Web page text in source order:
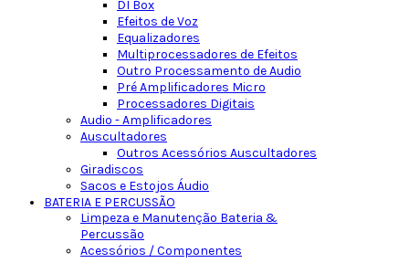
DI Box
Efeitos de Voz
Equalizadores
Multiprocessadores de Efeitos
Outro Processamento de Audio
Pré Amplificadores Micro
Processadores Digitais
Audio - Amplificadores
Auscultadores
Outros Acessórios Auscultadores
Giradiscos
Sacos e Estojos Áudio
BATERIA E PERCUSSÃO
Limpeza e Manutenção Bateria &
Percussão
Acessórios / Componentes